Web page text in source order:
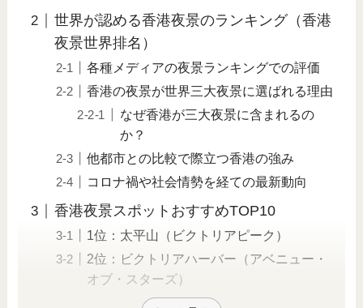
世界が認める香港夜景のランキング（香港
夜景世界排名）
各種メディアの夜景ランキングでの評価
香港の夜景が世界三大夜景に選ばれる理由
なぜ香港が三大夜景に含まれるの
か？
他都市との比較で際立つ香港の強み
コロナ禍や社会情勢を経ての最新動向
香港夜景スポットおすすめTOP10
1位：太平山（ビクトリアピーク）
2位：ビクトリアハーバー（アベニュー・
オブ・スターズ）